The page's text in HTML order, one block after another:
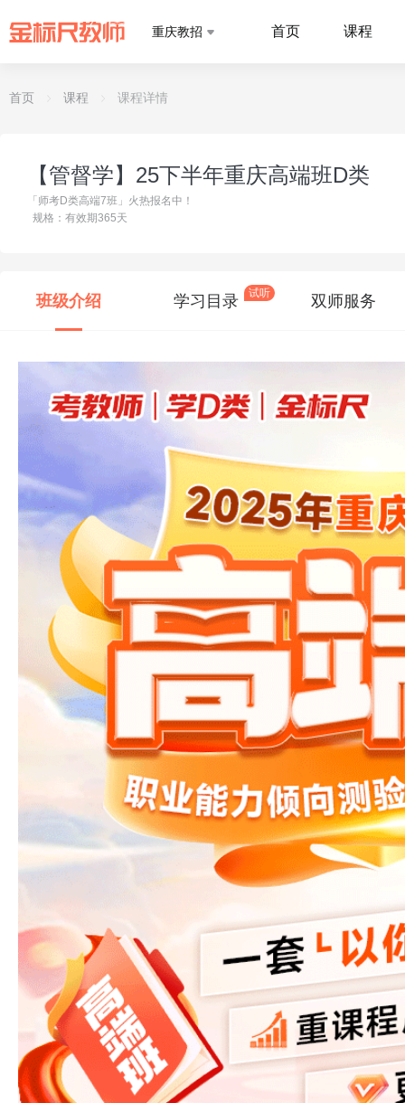
重庆教招 首页 课程
首页 课程 课程详情
【管督学】25下半年重庆高端班D类
「师考D类高端7班」火热报名中！
规格：有效期365天
班级介绍 试听
学习目录 双师服务